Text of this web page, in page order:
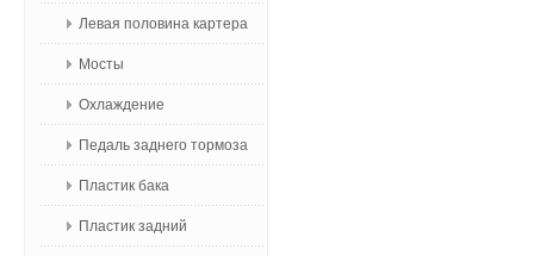
Левая половина картера
Мосты
Охлаждение
Педаль заднего тормоза
Пластик бака
Пластик задний